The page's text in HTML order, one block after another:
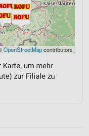
OpenStreetMapcontributors
um mehr
zur Filiale zu